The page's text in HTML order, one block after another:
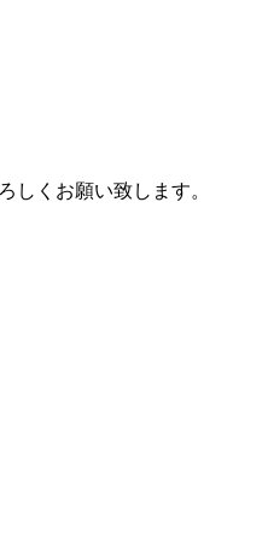
しくお願い致します。